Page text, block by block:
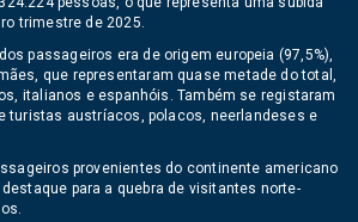
trimestre de 2025.
passageiros era de origem europeia (97,5%),
que representaram quase metade do total,
italianos e espanhóis. Também se registaram
turistas austríacos, polacos, neerlandeses e
provenientes do continente americano
para a quebra de visitantes norte-